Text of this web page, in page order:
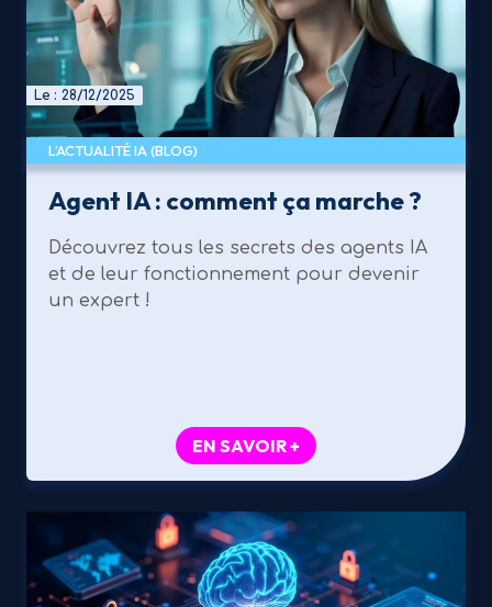
Le : 28/12/2025
L’ACTUALITÉ IA (BLOG)
Agent IA : comment ça marche ?
Découvrez tous les secrets des agents IA
et de leur fonctionnement pour devenir
un expert !
EN SAVOIR +